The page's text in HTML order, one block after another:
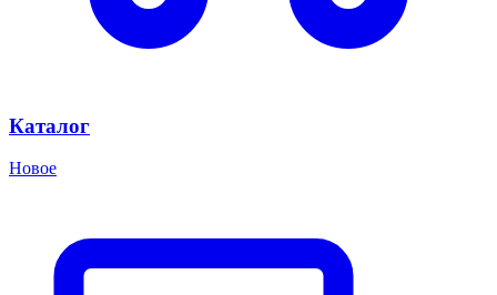
Каталог
Новое